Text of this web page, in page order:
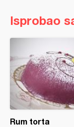
Isprobao
Rum torta